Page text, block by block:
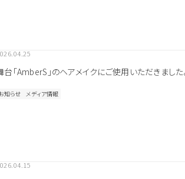
て施術のみ可能です。
台「AmberS」のヘアメイクにご使用いただきました
知らせ メディア情報